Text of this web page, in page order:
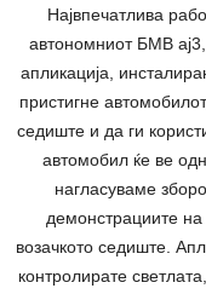
Највпечатлива
автономниот БМВ
апликација,
пристигне
седиште и да ги
автомобил ќе ве
нагласуваме
демонстрациите на
возачкото седиште.
контролирате